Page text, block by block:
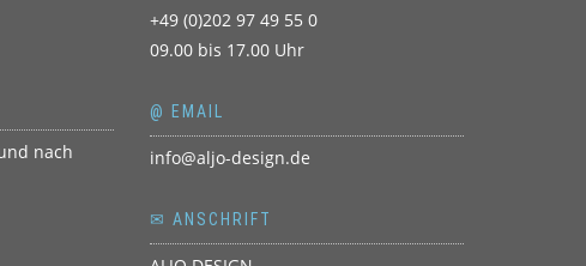
+49 (0)202 97 49 55 0
09.00 bis 17.00 Uhr
@ EMAIL
info@aljo-design.de
✉ ANSCHRIFT